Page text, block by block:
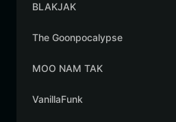
BLAKJAK
The Goonpocalypse
MOO NAM TAK
VanillaFunk